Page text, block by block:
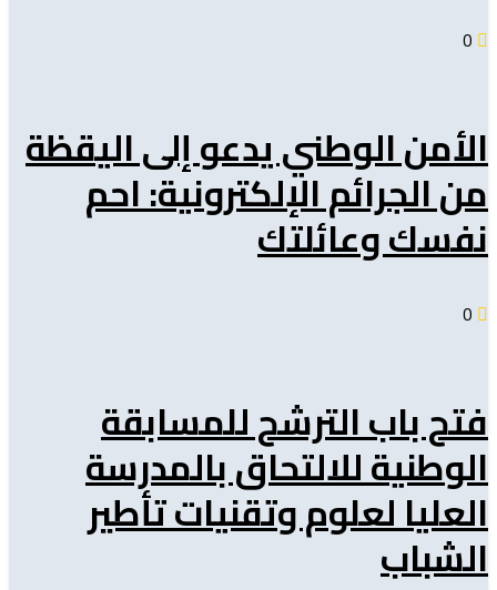
الأمن الوطني يدعو إلى اليقظة
من الجرائم الإلكترونية: احم
نفسك وعائلتك
فتح باب الترشح للمسابقة
الوطنية للالتحاق بالمدرسة
العليا لعلوم وتقنيات تأطير
الشباب